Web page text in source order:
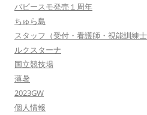
バビースモ発売１周年
ちゅら島
スタッフ（受付・看護師・視能訓練
ルクスターナ
国立競技場
薄暑
2023GW
個人情報